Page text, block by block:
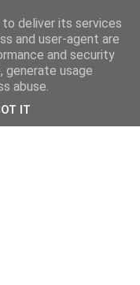
deliver its services
and user-agent are
and security
generate usage
abuse.
IT